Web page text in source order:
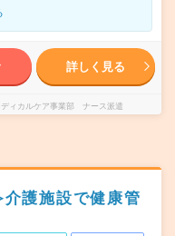
詳しく見る
ィカルケア事業部 ナース派遣
護施設で健康管